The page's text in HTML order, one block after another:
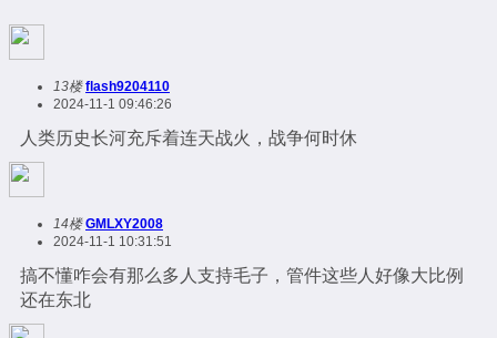
13楼 flash9204110
2024-11-1 09:46:26
人类历史长河充斥着连天战火，战争何时休
14楼 GMLXY2008
2024-11-1 10:31:51
搞不懂咋会有那么多人支持毛子，管件这些人好像大比例
还在东北